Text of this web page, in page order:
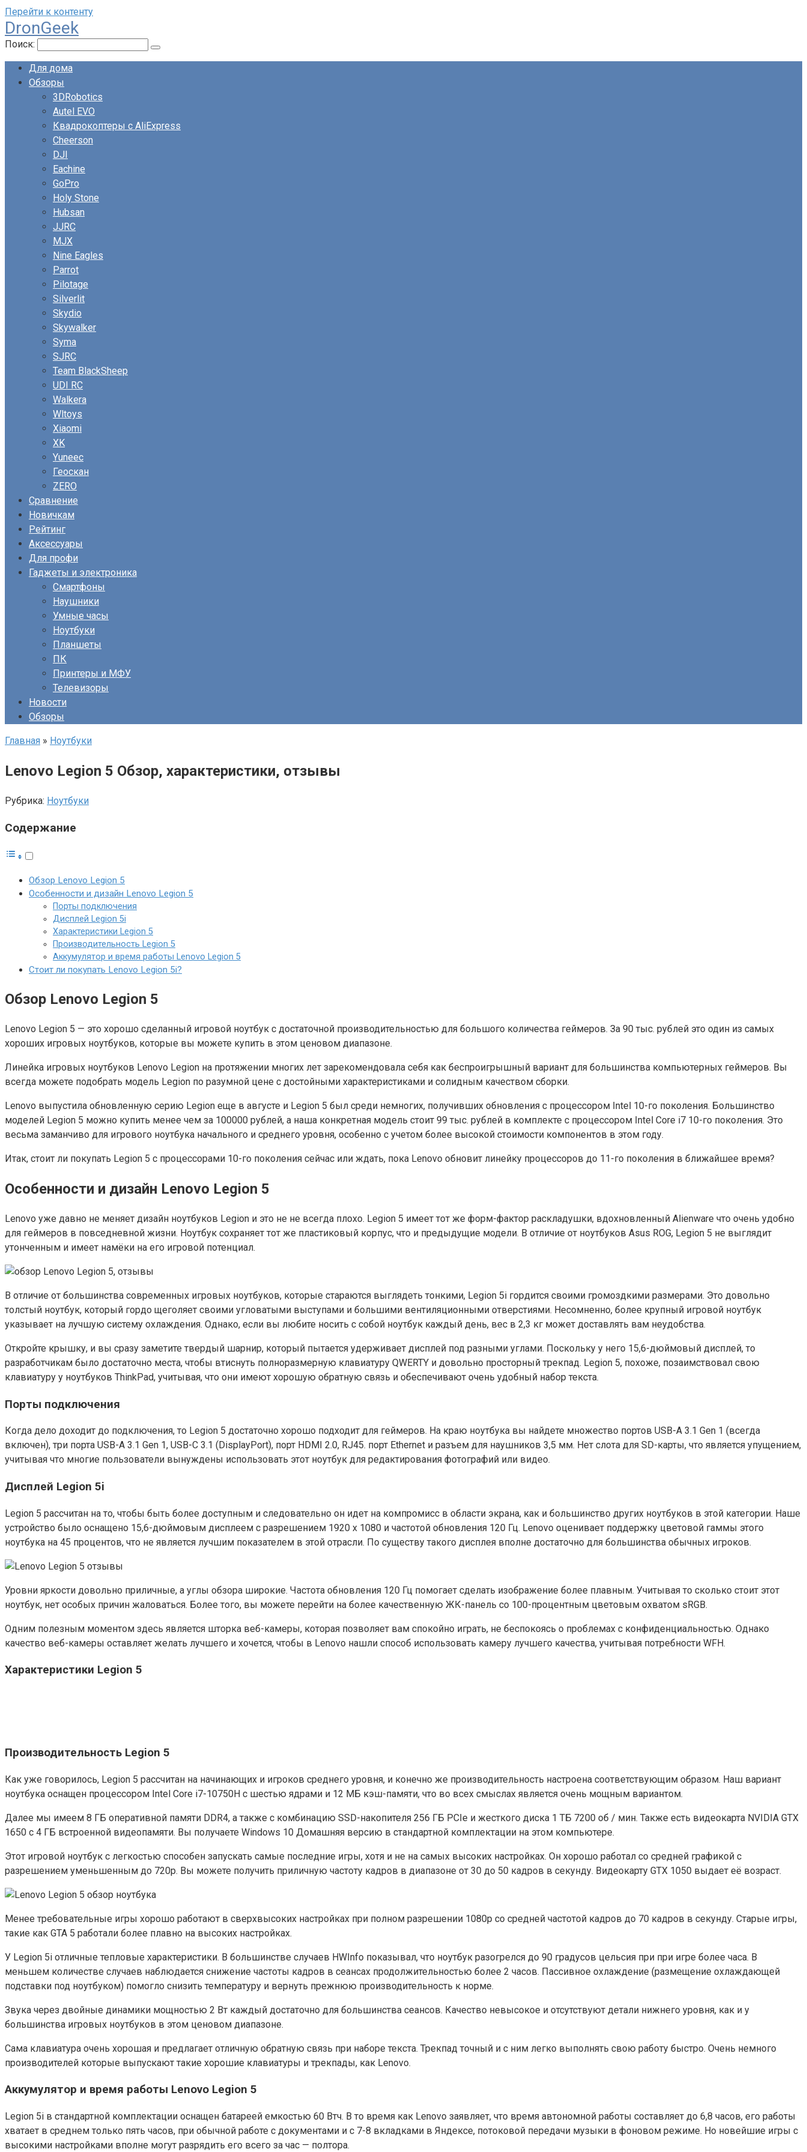
Перейти к контенту
DronGeek
Поиск:
Для дома
Обзоры
3DRobotics
Autel EVO
Квадрокоптеры с AliExpress
Cheerson
DJI
Eachine
GoPro
Holy Stone
Hubsan
JJRC
MJX
Nine Eagles
Parrot
Pilotage
Silverlit
Skydio
Skywalker
Syma
SJRC
Team BlackSheep
UDI RC
Walkera
Wltoys
Xiaomi
XK
Yuneec
Геоскан
ZERO
Сравнение
Новичкам
Рейтинг
Аксессуары
Для профи
Гаджеты и электроника
Смартфоны
Наушники
Умные часы
Ноутбуки
Планшеты
ПК
Принтеры и МФУ
Телевизоры
Новости
Обзоры
Главная » Ноутбуки
Lenovo Legion 5 Обзор, характеристики, отзывы
Рубрика: Ноутбуки
Содержание
Обзор Lenovo Legion 5
Особенности и дизайн Lenovo Legion 5
Порты подключения
Дисплей Legion 5i
Характеристики Legion 5
Производительность Legion 5
Аккумулятор и время работы Lenovo Legion 5
Стоит ли покупать Lenovo Legion 5i?
Обзор Lenovo Legion 5
Lenovo Legion 5 — это хорошо сделанный игровой ноутбук с достаточной производительностью для большого количества геймеров. За 90 тыс. рублей это один из самых
хороших игровых ноутбуков, которые вы можете купить в этом ценовом диапазоне.
Линейка игровых ноутбуков Lenovo Legion на протяжении многих лет зарекомендовала себя как беспроигрышный вариант для большинства компьютерных геймеров. Вы
всегда можете подобрать модель Legion по разумной цене с достойными характеристиками и солидным качеством сборки.
Lenovo выпустила обновленную серию Legion еще в августе и Legion 5 был среди немногих, получивших обновления с процессором Intel 10-го поколения. Большинство
моделей Legion 5 можно купить менее чем за 100000 рублей, а наша конкретная модель стоит 99 тыс. рублей в комплекте с процессором Intel Core i7 10-го поколения. Это
весьма заманчиво для игрового ноутбука начального и среднего уровня, особенно с учетом более высокой стоимости компонентов в этом году.
Итак, стоит ли покупать Legion 5 с процессорами 10-го поколения сейчас или ждать, пока Lenovo обновит линейку процессоров до 11-го поколения в ближайшее время?
Особенности и дизайн Lenovo Legion 5
Lenovo уже давно не меняет дизайн ноутбуков Legion и это не не всегда плохо. Legion 5 имеет тот же форм-фактор раскладушки, вдохновленный Alienware что очень удобно
для геймеров в повседневной жизни. Ноутбук сохраняет тот же пластиковый корпус, что и предыдущие модели. В отличие от ноутбуков Asus ROG, Legion 5 не выглядит
утонченным и имеет намёки на его игровой потенциал.
В отличие от большинства современных игровых ноутбуков, которые стараются выглядеть тонкими, Legion 5i гордится своими громоздкими размерами. Это довольно
толстый ноутбук, который гордо щеголяет своими угловатыми выступами и большими вентиляционными отверстиями. Несомненно, более крупный игровой ноутбук
указывает на лучшую систему охлаждения. Однако, если вы любите носить с собой ноутбук каждый день, вес в 2,3 кг может доставлять вам неудобства.
Откройте крышку, и вы сразу заметите твердый шарнир, который пытается удерживает дисплей под разными углами. Поскольку у него 15,6-дюймовый дисплей, то
разработчикам было достаточно места, чтобы втиснуть полноразмерную клавиатуру QWERTY и довольно просторный трекпад. Legion 5, похоже, позаимствовал свою
клавиатуру у ноутбуков ThinkPad, учитывая, что они имеют хорошую обратную связь и обеспечивают очень удобный набор текста.
Порты подключения
Когда дело доходит до подключения, то Legion 5 достаточно хорошо подходит для геймеров. На краю ноутбука вы найдете множество портов USB-A 3.1 Gen 1 (всегда
включен), три порта USB-A 3.1 Gen 1, USB-C 3.1 (DisplayPort), порт HDMI 2.0, RJ45. порт Ethernet и разъем для наушников 3,5 мм. Нет слота для SD-карты, что является упущением,
учитывая что многие пользователи вынуждены использовать этот ноутбук для редактирования фотографий или видео.
Дисплей Legion 5i
Legion 5 рассчитан на то, чтобы быть более доступным и следовательно он идет на компромисс в области экрана, как и большинство других ноутбуков в этой категории. Наше
устройство было оснащено 15,6-дюймовым дисплеем с разрешением 1920 x 1080 и частотой обновления 120 Гц. Lenovo оценивает поддержку цветовой гаммы этого
ноутбука на 45 процентов, что не является лучшим показателем в этой отрасли. По существу такого дисплея вполне достаточно для большинства обычных игроков.
Уровни яркости довольно приличные, а углы обзора широкие. Частота обновления 120 Гц помогает сделать изображение более плавным. Учитывая то сколько стоит этот
ноутбук, нет особых причин жаловаться. Более того, вы можете перейти на более качественную ЖК-панель со 100-процентным цветовым охватом sRGB.
Одним полезным моментом здесь является шторка веб-камеры, которая позволяет вам спокойно играть, не беспокоясь о проблемах с конфиденциальностью. Однако
качество веб-камеры оставляет желать лучшего и хочется, чтобы в Lenovo нашли способ использовать камеру лучшего качества, учитывая потребности WFH.
Характеристики Legion 5
Производительность Legion 5
Как уже говорилось, Legion 5 рассчитан на начинающих и игроков среднего уровня, и конечно же производительность настроена соответствующим образом. Наш вариант
ноутбука оснащен процессором Intel Core i7-10750H с шестью ядрами и 12 МБ кэш-памяти, что во всех смыслах является очень мощным вариантом.
Далее мы имеем 8 ГБ оперативной памяти DDR4, а также с комбинацию SSD-накопителя 256 ГБ PCIe и жесткого диска 1 ТБ 7200 об / мин. Также есть видеокарта NVIDIA GTX
1650 с 4 ГБ встроенной видеопамяти. Вы получаете Windows 10 Домашняя версию в стандартной комплектации на этом компьютере.
Этот игровой ноутбук с легкостью способен запускать самые последние игры, хотя и не на самых высоких настройках. Он хорошо работал со средней графикой с
разрешением уменьшенным до 720p. Вы можете получить приличную частоту кадров в диапазоне от 30 до 50 кадров в секунду. Видеокарту GTX 1050 выдает её возраст.
Менее требовательные игры хорошо работают в сверхвысоких настройках при полном разрешении 1080p со средней частотой кадров до 70 кадров в секунду. Старые игры,
такие как GTA 5 работали более плавно на высоких настройках.
У Legion 5i отличные тепловые характеристики. В большинстве случаев HWInfo показывал, что ноутбук разогрелся до 90 градусов цельсия при при игре более часа. В
меньшем количестве случаев наблюдается снижение частоты кадров в сеансах продолжительностью более 2 часов. Пассивное охлаждение (размещение охлаждающей
подставки под ноутбуком) помогло снизить температуру и вернуть прежнюю производительность к норме.
Звука через двойные динамики мощностью 2 Вт каждый достаточно для большинства сеансов. Качество невысокое и отсутствуют детали нижнего уровня, как и у
большинства игровых ноутбуков в этом ценовом диапазоне.
Сама клавиатура очень хорошая и предлагает отличную обратную связь при наборе текста. Трекпад точный и с ним легко выполнять свою работу быстро. Очень немного
производителей которые выпускают такие хорошие клавиатуры и трекпады, как Lenovo.
Аккумулятор и время работы Lenovo Legion 5
Legion 5i в стандартной комплектации оснащен батареей емкостью 60 Втч. В то время как Lenovo заявляет, что время автономной работы составляет до 6,8 часов, его работы
хватает в среднем только пять часов, при обычной работе с документами и с 7-8 вкладками в Яндексе, потоковой передачи музыки в фоновом режиме. Но новейшие игры с
высокими настройками вполне могут разрядить его всего за час — полтора.